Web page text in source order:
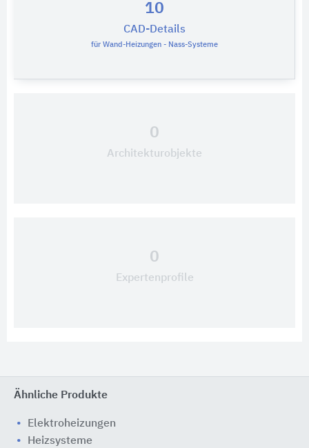
10
CAD-Details
für Wand-Heizungen - Nass-Systeme
0
Architekturobjekte
0
Expertenprofile
Ähnliche Produkte
Elektroheizungen
Heizsysteme